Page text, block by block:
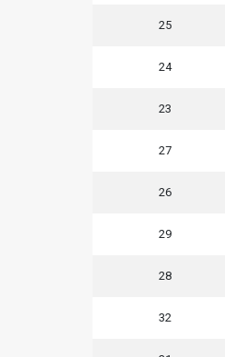
25
24
23
27
26
29
28
32